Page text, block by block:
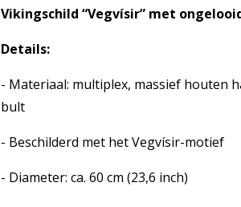
Vikingschild “Vegvísir” met
Details:
- Materiaal: multiplex, massief houten
bult
- Beschilderd met het Vegvísir-motief
- Diameter: ca. 60 cm (23,6 inch)